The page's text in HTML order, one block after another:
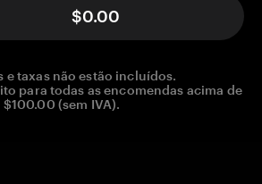
$0.00
e taxas não estão incluídos.
para todas as encomendas acima de
$100.00 (sem IVA).